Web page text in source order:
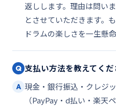
返しします。理由は問い
とさせていただきます。
ドラムの楽しさを一生懸
Q 支払い方法を教えてくだ
A 現金・銀行振込・クレジ
（PayPay・d払い・楽天